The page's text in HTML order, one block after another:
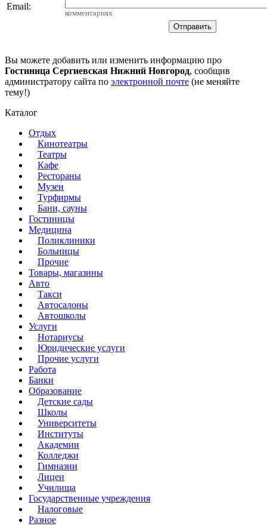
Email:
комментариях
Вы можете добавить или изменить информацию про
Гостиница Сергиевская Нижний Новгород, сообщив
администратору сайта по электронной почте (не меняйте
тему!)
Каталог
Отдых
Кинотеатры
Театры
Кафе
Рестораны
Музеи
Турфирмы
Бани, сауны
Гостиницы
Медицина
Поликлиники
Больницы
Прочие
Товары, магазины
Авто
Такси
Автосалоны
Автошколы
Услуги
Нотариусы
Юридические услуги
Прочие услуги
Работа
Банки
Образование
Детские сады
Школы
Университеты
Институты
Академии
Колледжи
Гимназии
Лицеи
Училища
Государственные учреждения
Налоговые
Разное